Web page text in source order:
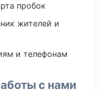
пробок
жителей и
и телефонам
с нами